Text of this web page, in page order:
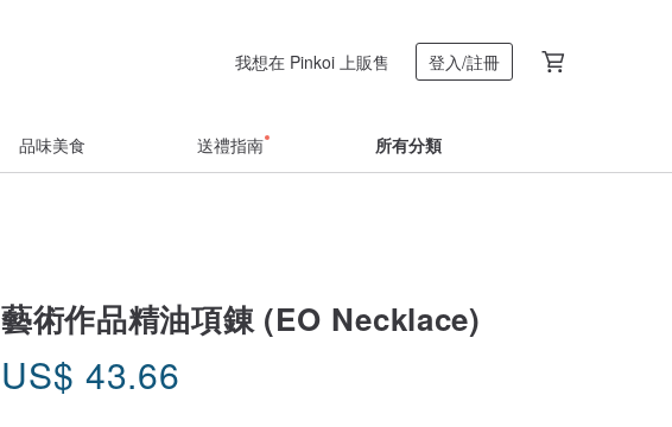
我想在 Pinkoi 上販售 登入/註冊
品味美食 送禮指南 所有分類
藝術作品精油項錬 (EO Necklace)
US$ 43.66